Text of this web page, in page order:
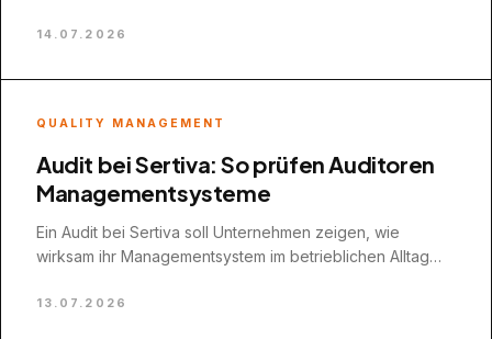
14.07.2026
QUALITY MANAGEMENT
Audit bei Sertiva: So prüfen Auditoren
Managementsysteme
Ein Audit bei Sertiva soll Unternehmen zeigen, wie
wirksam ihr Managementsystem im betrieblichen Alltag
Mitarbeitende ist…
13.07.2026